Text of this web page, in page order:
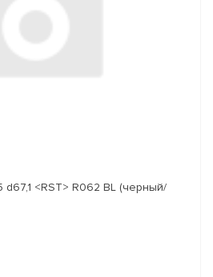
d67,1 <RST> R062 BL (черный/